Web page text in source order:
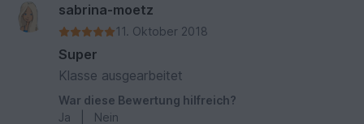
Verbesserungsvorschlag: durch meine
Erfahrungen wusste ich recht gut, wie ich
klarkomme, aber insgesamt wäre es hilfreich,
noch ein paar Schritt für Schritt Fotos zum
Zusammensetzen hinzuzufügen.
sabrina-moetz
11. Oktober 2018
Super
Klasse ausgearbeitet
War diese Bewertung hilfreich?
Ja
Nein